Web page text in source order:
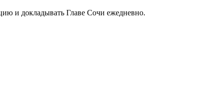
и докладывать Главе Сочи ежедневно.